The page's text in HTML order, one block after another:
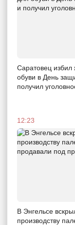
Саратовец
обуви в День
получил
12:23
В Энгельсе
производству